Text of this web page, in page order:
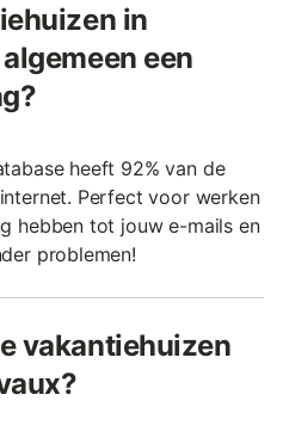
in
een
heeft 92% van de
Perfect voor werken
hebben tot jouw e-mails en
problemen!
vakantiehuizen